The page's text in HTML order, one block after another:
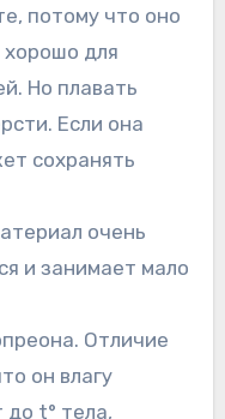
потому что оно
для
Но плавать
Если она
сохранять
очень
и занимает мало
Отличие
он влагу
до t° тела,